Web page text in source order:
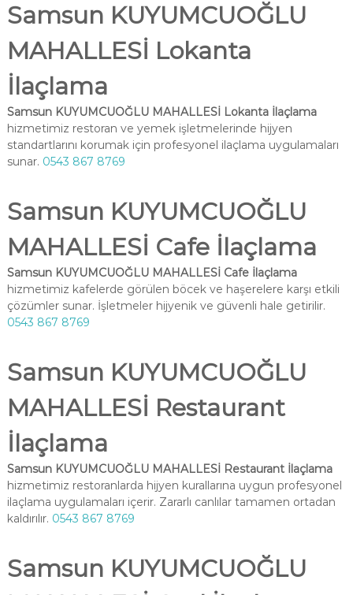
Samsun KUYUMCUOĞLU
MAHALLESİ Lokanta
İlaçlama
Samsun KUYUMCUOĞLU MAHALLESİ Lokanta İlaçlama
hizmetimiz restoran ve yemek işletmelerinde hijyen
standartlarını korumak için profesyonel ilaçlama uygulamaları
sunar. 0543 867 8769
Samsun KUYUMCUOĞLU
MAHALLESİ Cafe İlaçlama
Samsun KUYUMCUOĞLU MAHALLESİ Cafe İlaçlama
hizmetimiz kafelerde görülen böcek ve haşerelere karşı etkili
çözümler sunar. İşletmeler hijyenik ve güvenli hale getirilir.
0543 867 8769
Samsun KUYUMCUOĞLU
MAHALLESİ Restaurant
İlaçlama
Samsun KUYUMCUOĞLU MAHALLESİ Restaurant İlaçlama
hizmetimiz restoranlarda hijyen kurallarına uygun profesyonel
ilaçlama uygulamaları içerir. Zararlı canlılar tamamen ortadan
kaldırılır. 0543 867 8769
Samsun KUYUMCUOĞLU